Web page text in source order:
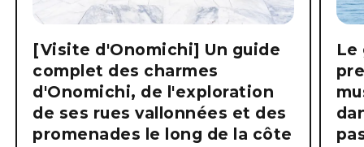
[Visite d'Onomichi] Un guide
complet des charmes
d'Onomichi, de l'exploration
de ses rues vallonnées et des
promenades le long de la côte
Le